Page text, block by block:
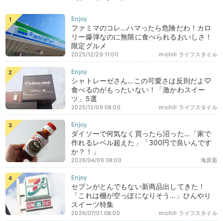
ファミマのコレ…ハマったら危険だわ！カロ
リー爆弾なのに無限に食べられるおいしさ！
限定グルメ
michill ライフスタイル
2025/12/29 11:00
シャトレーゼさん…この可愛さは反則だよ♡
食べるのがもったいない！「激かわスイー
ツ」5選
michill ライフスタイル
2025/12/09 08:00
ダイソーで何気なく買ったら沼った…「家で
作れるレベル超えた」「300円で良いんです
か？！」
海原藍
2026/04/06 08:00
セブンがとんでもない新商品出してきた！
「これは棚が空っぽになりそう…」ひんやり
スイーツ特集
michill ライフスタイル
2026/07/01 08:00